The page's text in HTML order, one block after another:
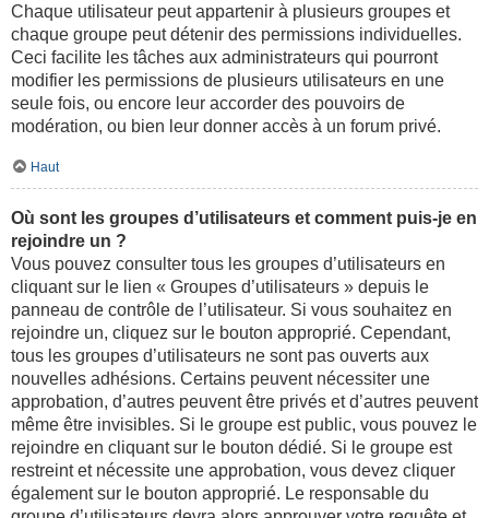
Chaque utilisateur peut appartenir à plusieurs groupes et
chaque groupe peut détenir des permissions individuelles.
Ceci facilite les tâches aux administrateurs qui pourront
modifier les permissions de plusieurs utilisateurs en une
seule fois, ou encore leur accorder des pouvoirs de
modération, ou bien leur donner accès à un forum privé.
Haut
Où sont les groupes d’utilisateurs et comment puis-je en
rejoindre un ?
Vous pouvez consulter tous les groupes d’utilisateurs en
cliquant sur le lien « Groupes d’utilisateurs » depuis le
panneau de contrôle de l’utilisateur. Si vous souhaitez en
rejoindre un, cliquez sur le bouton approprié. Cependant,
tous les groupes d’utilisateurs ne sont pas ouverts aux
nouvelles adhésions. Certains peuvent nécessiter une
approbation, d’autres peuvent être privés et d’autres peuvent
même être invisibles. Si le groupe est public, vous pouvez le
rejoindre en cliquant sur le bouton dédié. Si le groupe est
restreint et nécessite une approbation, vous devez cliquer
également sur le bouton approprié. Le responsable du